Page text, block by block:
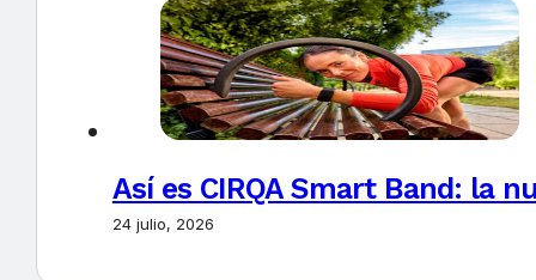
Así es CIRQA Smart Band: la
24 julio, 2026